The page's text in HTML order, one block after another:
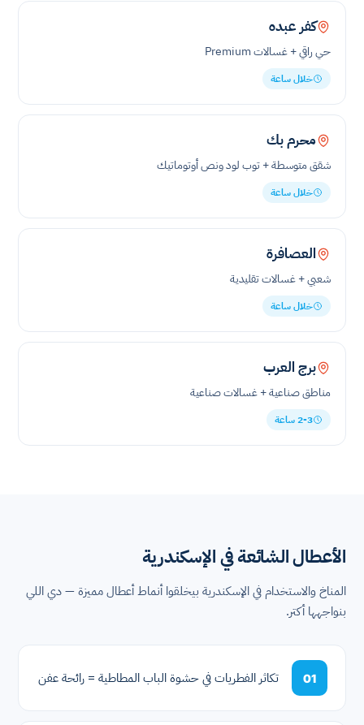
كفر عبده
حي راقي + غسالات Premium
خلال ساعة
محرم بك
شقق متوسطة + توب لود ونص أوتوماتيك
خلال ساعة
العصافرة
شعبي + غسالات تقليدية
خلال ساعة
برج العرب
مناطق صناعية + غسالات صناعية
2-3 ساعة
الأعطال الشائعة في الإسكندرية
المناخ والاستخدام في الإسكندرية بيخلقوا أنماط أعطال مميزة — دي اللي
بنواجهها أكتر.
01 تكاثر الفطريات في حشوة الباب المطاطية = رائحة عفن